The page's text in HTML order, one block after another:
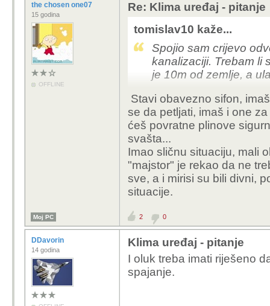
the chosen one07
15 godina
OFFLINE
Re: Klima uređaj - pitanje
tomislav10 kaže...
Spojio sam crijevo
kanalizaciji. Trebam li
je 10m od zemlje, a
Stavi obavezno sifon,
se da petljati, imaš i one
ćeš povratne plinove
svašta...
Imao sličnu situaciju, mali
"majstor" je rekao da ne
sve, a i mirisi su bili divni,
situacije.
Moj PC 2 0
DDavorin
14 godina
Klima uređaj - pitanje
I oluk treba imati riješeno
spajanje.